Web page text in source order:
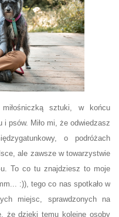
sztuki, w końcu
i psów. Miło mi, że odwiedzasz
o podróżach
ale zawsze w towarzystwie
To co tu znajdziesz to moje
:)), tego co nas spotkało w
miejsc, sprawdzonych na
że dzięki temu kolejne osoby